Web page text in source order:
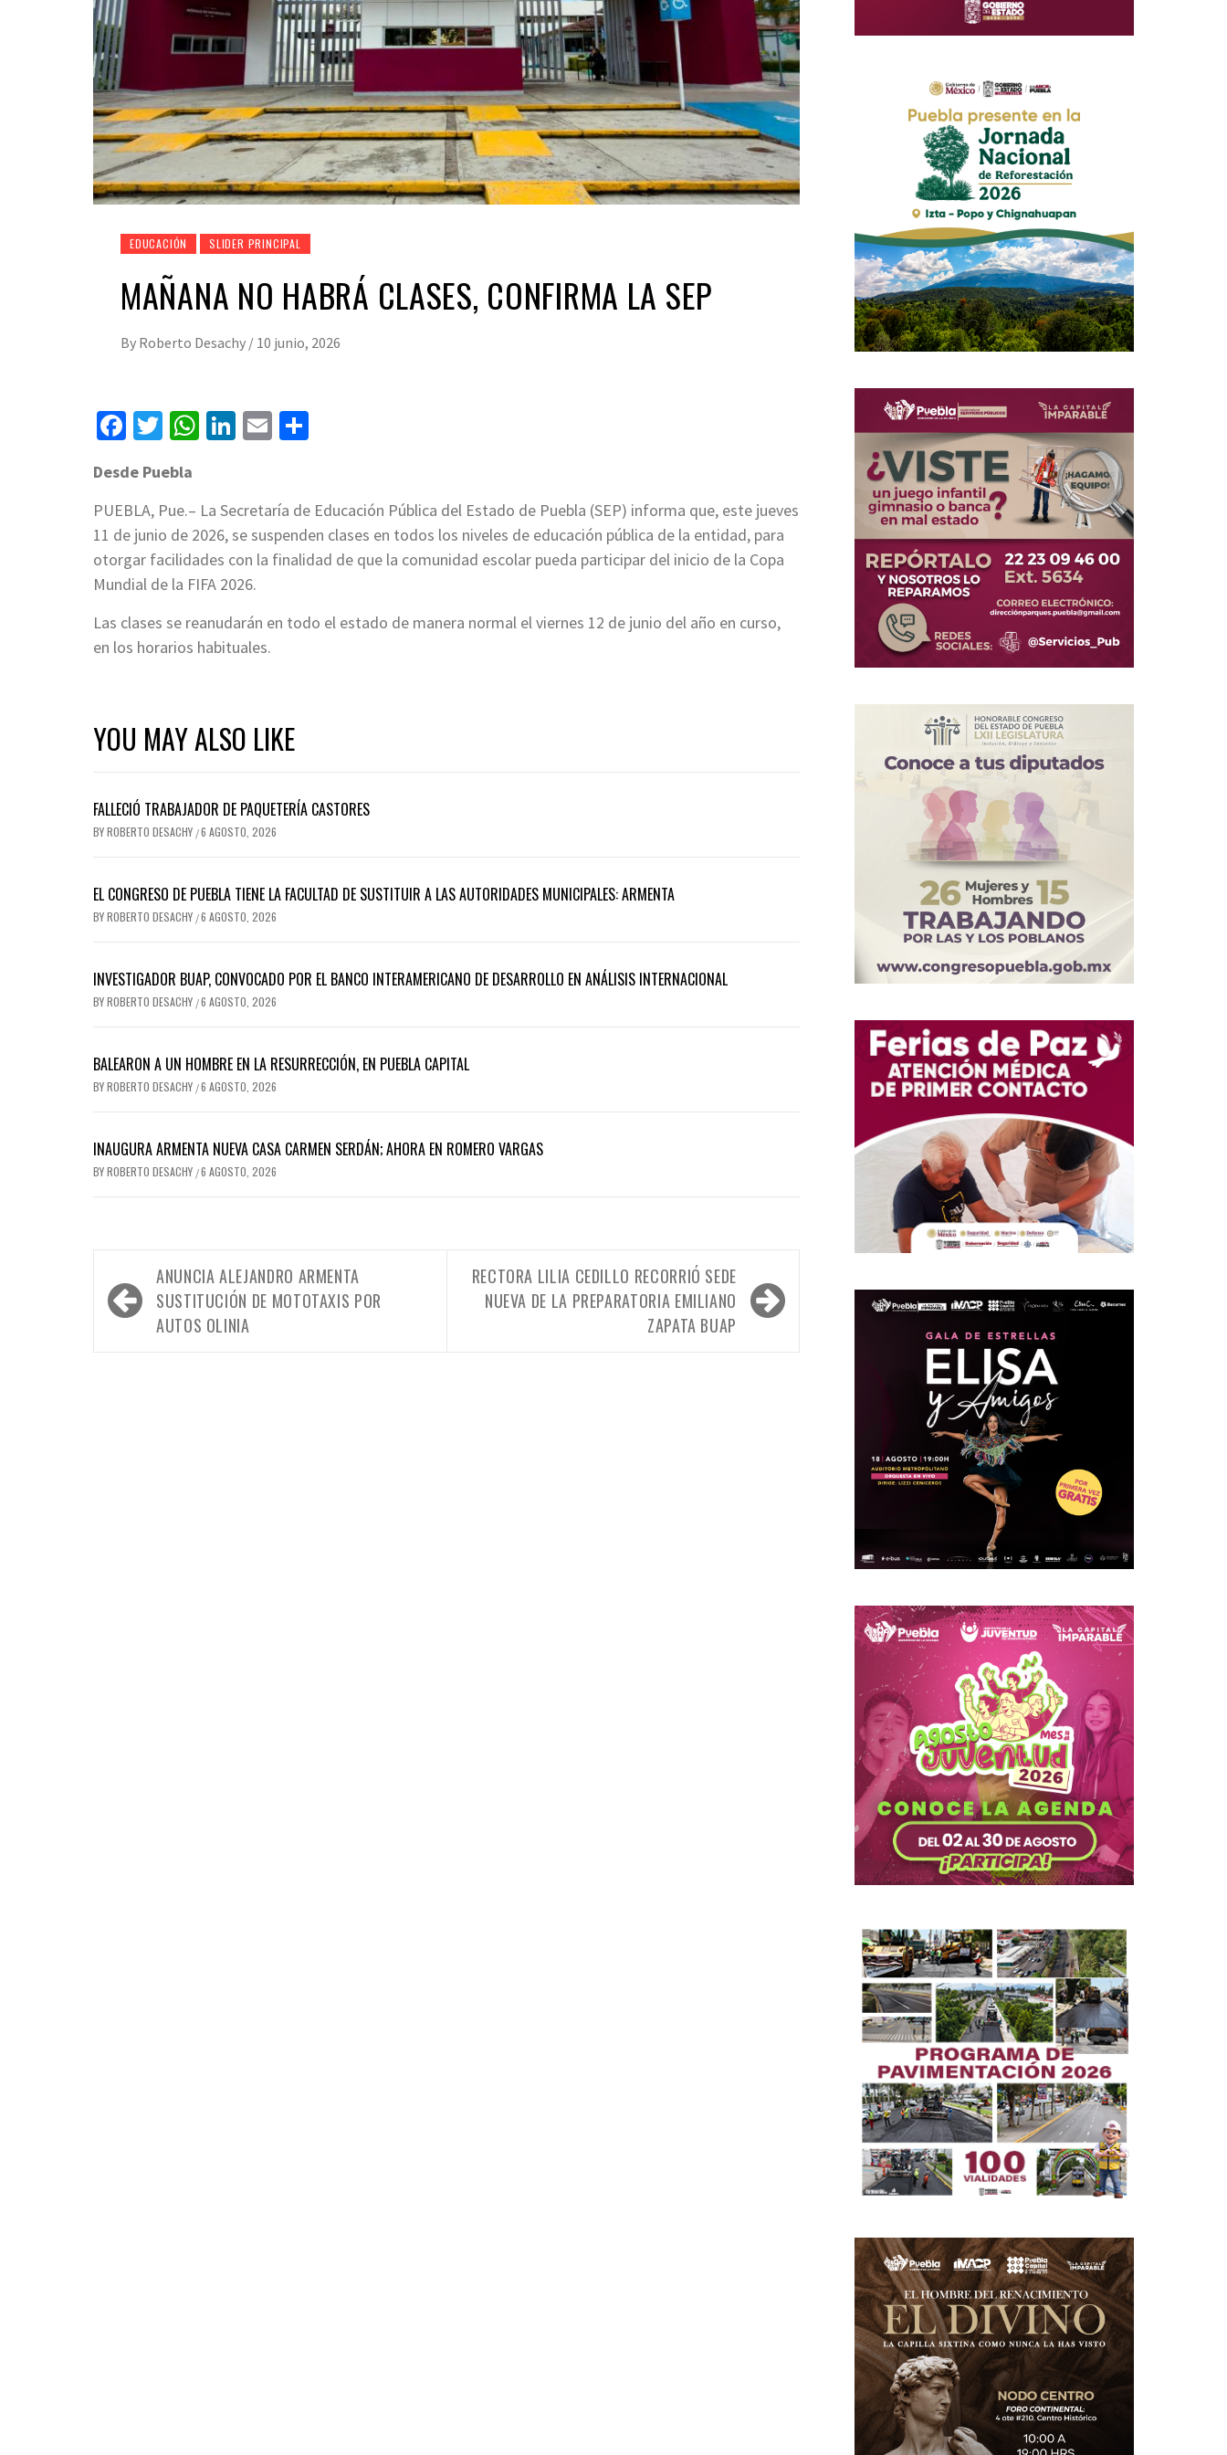
EDUCACIÓN SLIDER PRINCIPAL
MAÑANA NO HABRÁ CLASES, CONFIRMA LA SEP
By Roberto Desachy / 10 junio, 2026
Facebook
Twitter
WhatsApp
LinkedIn
Email
Desde Puebla
PUEBLA, Pue.– La Secretaría de Educación Pública del Estado de Puebla (SEP) informa que, este jueves
11 de junio de 2026, se suspenden clases en todos los niveles de educación pública de la entidad, para
otorgar facilidades con la finalidad de que la comunidad escolar pueda participar del inicio de la Copa
Mundial de la FIFA 2026.
Las clases se reanudarán en todo el estado de manera normal el viernes 12 de junio del año en curso,
en los horarios habituales.
YOU MAY ALSO LIKE
FALLECIÓ TRABAJADOR DE PAQUETERÍA CASTORES
BYROBERTO DESACHY /6 AGOSTO, 2026
EL CONGRESO DE PUEBLA TIENE LA FACULTAD DE SUSTITUIR A LAS AUTORIDADES MUNICIPALES: ARMENTA
BYROBERTO DESACHY /6 AGOSTO, 2026
INVESTIGADOR BUAP, CONVOCADO POR EL BANCO INTERAMERICANO DE DESARROLLO EN ANÁLISIS INTERNACIONAL
BYROBERTO DESACHY /6 AGOSTO, 2026
BALEARON A UN HOMBRE EN LA RESURRECCIÓN, EN PUEBLA CAPITAL
BYROBERTO DESACHY /6 AGOSTO, 2026
INAUGURA ARMENTA NUEVA CASA CARMEN SERDÁN; AHORA EN ROMERO VARGAS
BYROBERTO DESACHY /6 AGOSTO, 2026
Navegación
de
entradas
ANUNCIA ALEJANDRO ARMENTA
SUSTITUCIÓN DE MOTOTAXIS POR
AUTOS OLINIA
RECTORA LILIA CEDILLO RECORRIÓ SEDE
NUEVA DE LA PREPARATORIA EMILIANO
ZAPATA BUAP